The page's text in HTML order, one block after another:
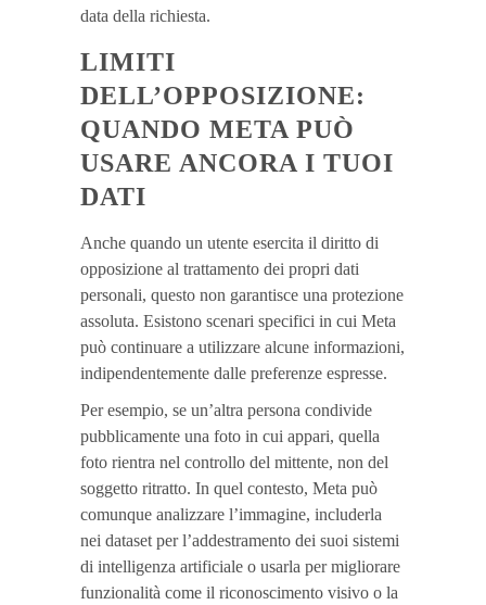
data della richiesta.
LIMITI
DELL’OPPOSIZIONE:
QUANDO META PUÒ
USARE ANCORA I TUOI
DATI
Anche quando un utente esercita il diritto di
opposizione al trattamento dei propri dati
personali, questo non garantisce una protezione
assoluta. Esistono scenari specifici in cui Meta
può continuare a utilizzare alcune informazioni,
indipendentemente dalle preferenze espresse.
Per esempio, se un’altra persona condivide
pubblicamente una foto in cui appari, quella
foto rientra nel controllo del mittente, non del
soggetto ritratto. In quel contesto, Meta può
comunque analizzare l’immagine, includerla
nei dataset per l’addestramento dei suoi sistemi
di intelligenza artificiale o usarla per migliorare
funzionalità come il riconoscimento visivo o la